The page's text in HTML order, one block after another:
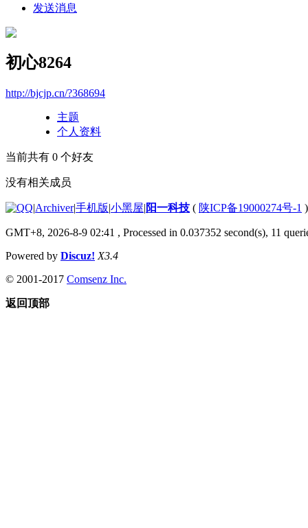
发送消息
初心8264
http://bjcjp.cn/?368694
主题
个人资料
当前共有 0 个好友
没有相关成员
|Archiver|手机版|小黑屋| 阳一科技 ( 陕ICP备19000274号-1 )
GMT+8, 2026-8-9 02:41 , Processed in 0.037352 second(s), 11
Powered by Discuz! X3.4
© 2001-2017 Comsenz Inc.
返回顶部